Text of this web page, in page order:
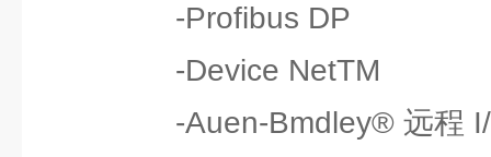
-Profibus DP
-Device NetTM
-Auen-Bmdley® 远程 I/